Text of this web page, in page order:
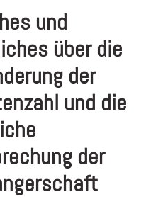
und
über die
der
und die
der